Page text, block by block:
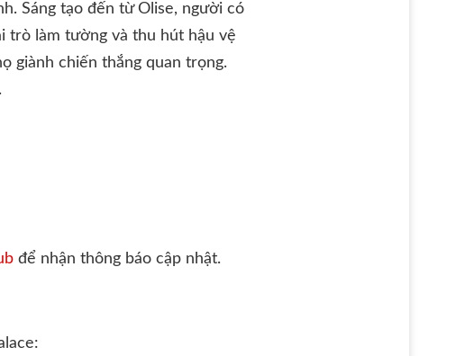
Sáng tạo đến từ Olise, người có
trò làm tường và thu hút hậu vệ
giành chiến thắng quan trọng.
để nhận thông báo cập nhật.